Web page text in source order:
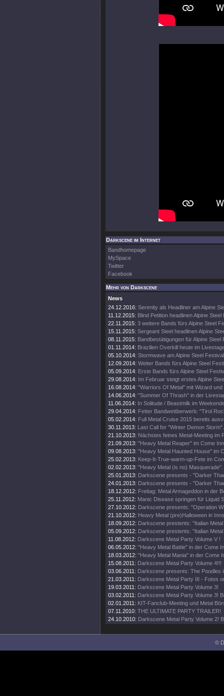
Darkscene im Internet
Bandhomepage
MySpace
Twitter
Facebook
Mehr von Darkscene
News
24.12.2016: Serenity als Headliner am Alpine
11.12.2015: Blind Petition headlinen Alpine Steel
22.11.2015: 3 weitere Bands fürs Alpine Steel
15.11.2015: Sergeant Steel headlinen Alpine
08.11.2015: Bandbestätigungen für Alpine Steel
01.11.2014: Brazilien Overkill heute im
05.10.2014: Stormwave am Alpine Steel
12.09.2014: Weiter Bands fürs Alpine Steel
05.09.2014: Erste Bands fürs Alpine Steel
29.08.2014: Im Februar steigt erstes Alpine
16.08.2014: "Warriors Of Metal" mit Wizard und
14.06.2014: "Summer Of Thrash" in der
11.06.2014: In Solitude / Beastmilk im
29.04.2014: Fetter Bandwettberwerb: "Tirol
05.02.2014: Full Metal Cruise 2015 bereits
30.11.2013: Last Call for "Winter Demon Storm".
21.10.2013: Nächstes feines Metal-Meeting im
21.09.2013: "Heavy Metal Reaper" im Come
09.08.2013: "Heavy Metal Haunted House" im
25.02.2013: Keep-It-True-warm-up-Fete im
02.02.2013: "Heavy Metal (is no) Masquerade".
25.01.2013: Darkscene presents - "Darker
24.01.2013: Darkscene presents - "Darker
18.12.2012: Freitag: Metal Armageddon in der
25.11.2012: Manic Disease springen für Liquid
27.10.2012: Darkscene presents: "Operation
21.10.2012: Heavy Metal (pre)Halloween in
18.09.2012: Darkscene prestents: "Italian
05.09.2012: Darkscene prestents: "Italian
11.08.2012: Darkscene Metal Party Volume V !
06.05.2012: "Heavy Metal Battle" in der Come
18.03.2012: "Heavy Metal Mania" in der Come
15.08.2011: Darkscene Metal Party Volume 4!!!
03.06.2011: Darkscene presents: The Poodles
21.03.2011: Darkscene Metal Party III - Fotos
19.03.2011: Darkscene Metal Party Volume 3!
03.02.2011: Darkscene Metal Party Volume 3!
02.01.2011: KIT-Fanclub-Meeting und Metal
07.11.2010: THE ULTIMATE PARTY TRAILER!
24.10.2010: Darkscene Metal Party Volume 2!
©